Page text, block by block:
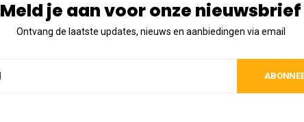
Meld je aan voor onze nieuwsbrief
Ontvang de laatste updates, nieuws en aanbiedingen via email